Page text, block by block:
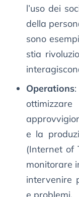
l’uso dei
della
sono
stia
Operations
e la
(Internet of
monitorare
intervenire